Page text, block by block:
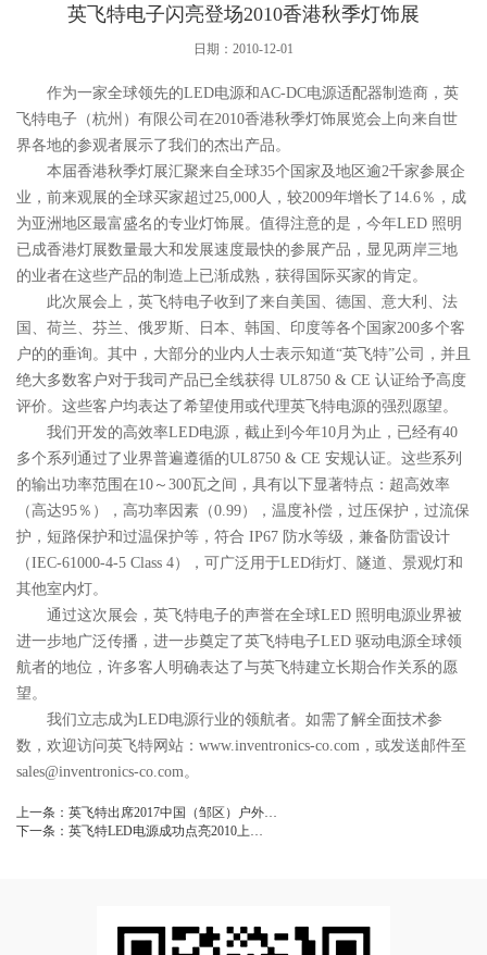
英飞特电子闪亮登场2010香港秋季灯饰展
日期：2010-12-01
作为一家全球领先的LED电源和AC-DC电源适配器制造商，英
飞特电子（杭州）有限公司在2010香港秋季灯饰展览会上向来自世
界各地的参观者展示了我们的杰出产品。
本届香港秋季灯展汇聚来自全球35个国家及地区逾2千家参展企
业，前来观展的全球买家超过25,000人，较2009年增长了14.6％，成
为亚洲地区最富盛名的专业灯饰展。值得注意的是，今年LED 照明
已成香港灯展数量最大和发展速度最快的参展产品，显见两岸三地
的业者在这些产品的制造上已渐成熟，获得国际买家的肯定。
此次展会上，英飞特电子收到了来自美国、德国、意大利、法
国、荷兰、芬兰、俄罗斯、日本、韩国、印度等各个国家200多个客
户的的垂询。其中，大部分的业内人士表示知道“英飞特”公司，并且
绝大多数客户对于我司产品已全线获得 UL8750 & CE 认证给予高度
评价。这些客户均表达了希望使用或代理英飞特电源的强烈愿望。
我们开发的高效率LED电源，截止到今年10月为止，已经有40
多个系列通过了业界普遍遵循的UL8750 & CE 安规认证。这些系列
的输出功率范围在10～300瓦之间，具有以下显著特点：超高效率
（高达95％），高功率因素（0.99），温度补偿，过压保护，过流保
护，短路保护和过温保护等，符合 IP67 防水等级，兼备防雷设计
（IEC-61000-4-5 Class 4），可广泛用于LED街灯、隧道、景观灯和
其他室内灯。
通过这次展会，英飞特电子的声誉在全球LED 照明电源业界被
进一步地广泛传播，进一步奠定了英飞特电子LED 驱动电源全球领
航者的地位，许多客人明确表达了与英飞特建立长期合作关系的愿
望。
我们立志成为LED电源行业的领航者。如需了解全面技术参
数，欢迎访问英飞特网站：www.inventronics-co.com，或发送邮件至
sales@inventronics-co.com。
上一条： 英飞特出席2017中国（邹区）户外…
下一条： 英飞特LED电源成功点亮2010上…